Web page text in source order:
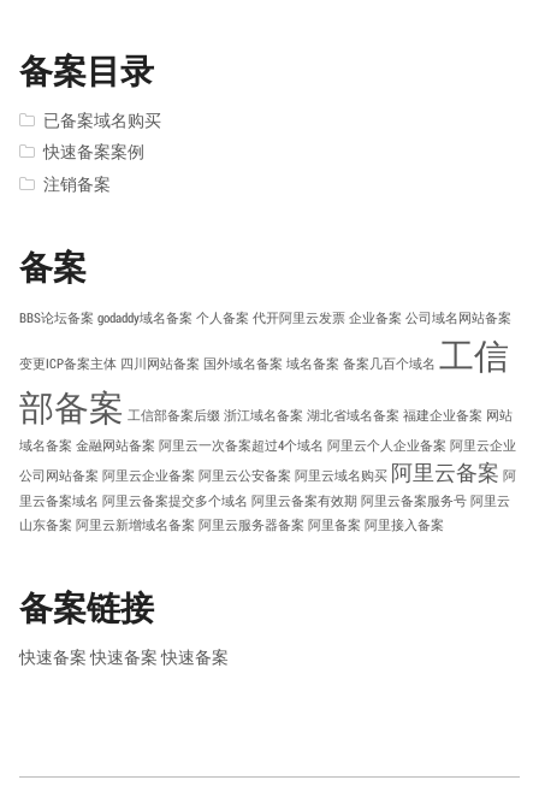
备案目录
已备案域名购买
快速备案案例
注销备案
备案
BBS论坛备案 godaddy域名备案 个人备案 代开阿里云发票 企业备案 公司域名网站备案
变更ICP备案主体 四川网站备案 国外域名备案 域名备案 备案几百个域名 工信
部备案 工信部备案后缀 浙江域名备案 湖北省域名备案 福建企业备案 网站
域名备案 金融网站备案 阿里云一次备案超过4个域名 阿里云个人企业备案 阿里云企业
公司网站备案 阿里云企业备案 阿里云公安备案 阿里云域名购买 阿里云备案 阿
里云备案域名 阿里云备案提交多个域名 阿里云备案有效期 阿里云备案服务号 阿里云
山东备案 阿里云新增域名备案 阿里云服务器备案 阿里备案 阿里接入备案
备案链接
快速备案 快速备案 快速备案